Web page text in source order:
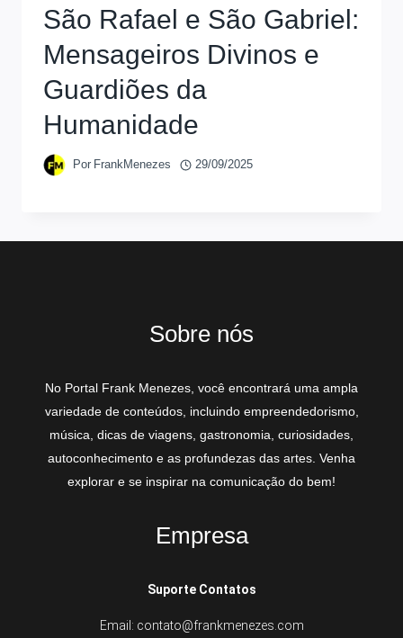
São Rafael e São Gabriel:
Mensageiros Divinos e
Guardiões da
Humanidade
Por FrankMenezes 29/09/2025
Sobre nós
No Portal Frank Menezes, você encontrará uma ampla
variedade de conteúdos, incluindo empreendedorismo,
música, dicas de viagens, gastronomia, curiosidades,
autoconhecimento e as profundezas das artes. Venha
explorar e se inspirar na comunicação do bem!
Empresa
Suporte Contatos
Email: contato@frankmenezes.com